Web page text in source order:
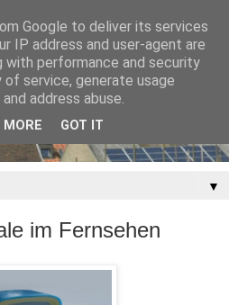
▼
im Fernsehen
Google to deliver its services
IP address and user-agent are
with performance and security
service, generate usage
address abuse.
MORE GOT IT